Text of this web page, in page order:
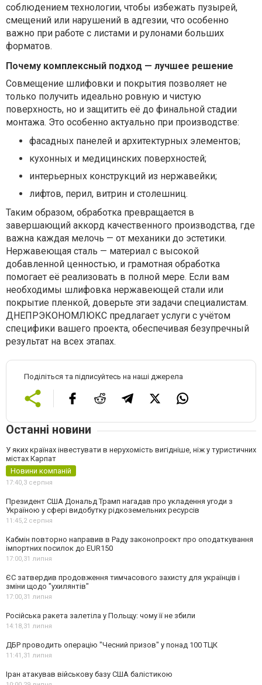
соблюдением технологии, чтобы избежать пузырей,
смещений или нарушений в адгезии, что особенно
важно при работе с листами и рулонами больших
форматов.
Почему комплексный подход — лучшее решение
Совмещение шлифовки и покрытия позволяет не
только получить идеально ровную и чистую
поверхность, но и защитить её до финальной стадии
монтажа. Это особенно актуально при производстве:
фасадных панелей и архитектурных элементов;
кухонных и медицинских поверхностей;
интерьерных конструкций из нержавейки;
лифтов, перил, витрин и столешниц.
Таким образом, обработка превращается в
завершающий аккорд качественного производства, где
важна каждая мелочь — от механики до эстетики.
Нержавеющая сталь — материал с высокой
добавленной ценностью, и грамотная обработка
помогает её реализовать в полной мере. Если вам
необходимы шлифовка нержавеющей стали или
покрытие пленкой, доверьте эти задачи специалистам.
ДНЕПРЭКОНОМЛЮКС предлагает услуги с учётом
специфики вашего проекта, обеспечивая безупречный
результат на всех этапах.
Поділіться та підписуйтесь на наші джерела
Останні новини
У яких країнах інвестувати в нерухомість вигідніше, ніж у туристичних
містах Карпат
Новини компаній
17:40,3 серпня
Президент США Дональд Трамп нагадав про укладення угоди з
Україною у сфері видобутку рідкоземельних ресурсів
11:45,2 серпня
Кабмін повторно направив в Раду законопроєкт про оподаткування
імпортних посилок до EUR150
17:00,31 липня
ЄС затвердив продовження тимчасового захисту для українців і
зміни щодо "ухилянтів"
17:00,31 липня
Російська ракета залетіла у Польщу: чому її не збили
14:18,31 липня
ДБР проводить операцію "Чесний призов" у понад 100 ТЦК
11:41,31 липня
Іран атакував військову базу США балістикою